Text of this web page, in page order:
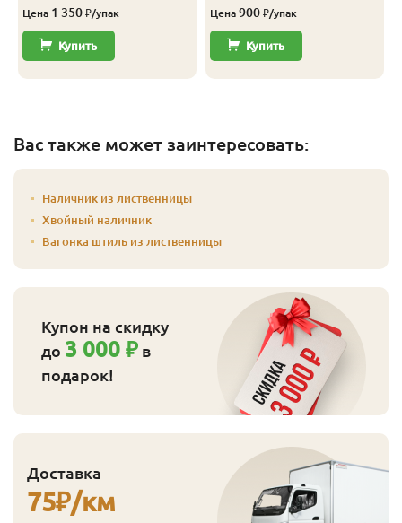
Цена 1 350 ₽/упак
Купить
Цена 900 ₽/упак
Купить
Вас также может заинтересовать:
Наличник из лиственницы
Хвойный наличник
Вагонка штиль из лиственницы
Купон на скидку
до 3 000 ₽ в
подарок!
Доставка
75₽/км